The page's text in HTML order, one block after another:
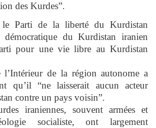
des Kurdes”.
le Parti de la liberté du Kurdistan
du Kurdistan iranien
pour une vie libre au Kurdistan
l’Intérieur de la région autonome a
qu’il “ne laisserait aucun acteur
contre un pays voisin”.
iraniennes, souvent armées et
socialiste, ont largement